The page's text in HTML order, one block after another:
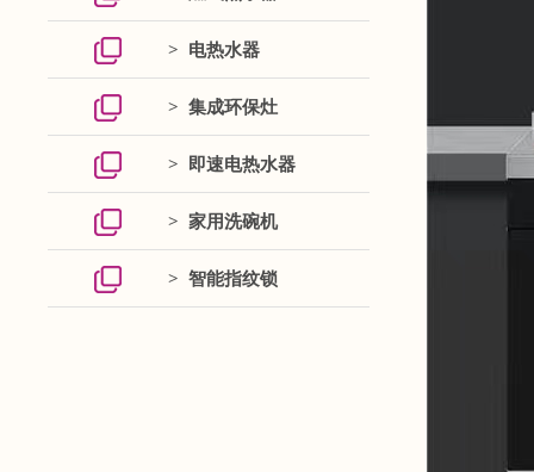
> 电热水器
> 集成环保灶
> 即速电热水器
> 家用洗碗机
> 智能指纹锁